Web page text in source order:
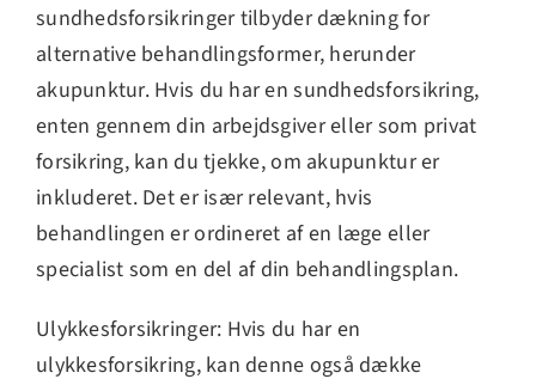
sundhedsforsikringer tilbyder dækning for
alternative behandlingsformer, herunder
akupunktur. Hvis du har en sundhedsforsikring,
enten gennem din arbejdsgiver eller som privat
forsikring, kan du tjekke, om akupunktur er
inkluderet. Det er især relevant, hvis
behandlingen er ordineret af en læge eller
specialist som en del af din behandlingsplan.
Ulykkesforsikringer: Hvis du har en
ulykkesforsikring, kan denne også dække